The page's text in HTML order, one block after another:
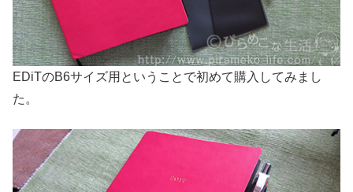
EDiTのB6サイズ用ということで初めて購入してみまし
た。